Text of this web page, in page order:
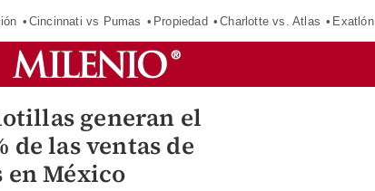
Cincinnati vs Pumas Propiedad Charlotte vs. Atlas Exatlón
generan el
de las ventas de
en México